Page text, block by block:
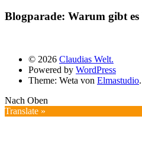
Blogparade: Warum gibt
© 2026 Claudias Welt.
Powered by WordPress
Theme: Weta von Elmastudio.
Nach Oben
Translate »